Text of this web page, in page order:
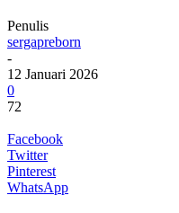
Penulis
sergapreborn
-
12 Januari 2026
0
72
Facebook
Twitter
Pinterest
WhatsApp